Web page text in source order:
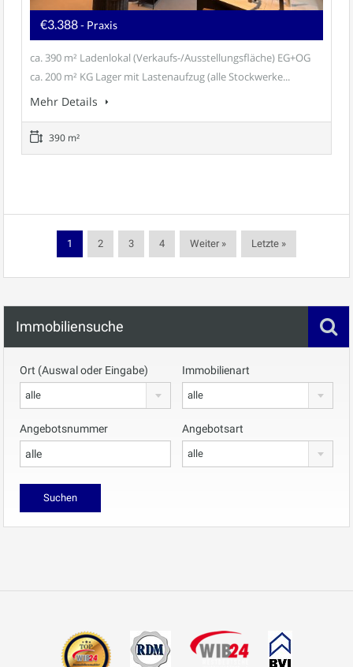
€3.388- Praxis
ca. 390 m² Ladenlokal (Verkaufs-/Ausstellungsfläche) EG+OG
ca. 200 m² KG Lager mit Lastenaufzug (alle Stockwerke...
Mehr Details
390 m²
1 2 3 4 Weiter » Letzte »
Immobiliensuche
Ort (Auswal oder Eingabe)
alle
Immobilienart
alle
Angebotsnummer Angebotsart
alle